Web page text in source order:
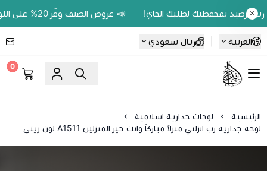
📣 عروض الصيف وفّر 20% على اللوحات الحين.. واكسب 200 ريال رصيد بمحفظتك لطلبك الجاي!
العربية ريال سعودي
Ebbdaa art
0
الرئيسية
لوحات جدارية اسلامية
لوحة جدارية رب انزلني منزلاً مباركاً وانت خير المنزلين A1511 لون زيتي